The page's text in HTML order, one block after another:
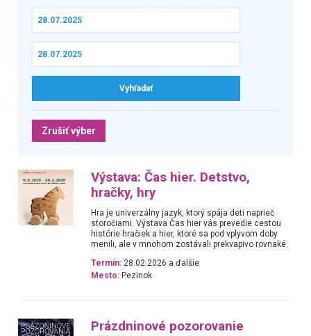
Zrušiť výber
Výstava: Čas hier. Detstvo,
hračky, hry
Hra je univerzálny jazyk, ktorý spája deti naprieč
storočiami. Výstava Čas hier vás prevedie cestou
histórie hračiek a hier, ktoré sa pod vplyvom doby
menili, ale v mnohom zostávali prekvapivo rovnaké.
Termín: 28.02.2026 a ďalšie
Mesto: Pezinok
Prázdninové pozorovanie